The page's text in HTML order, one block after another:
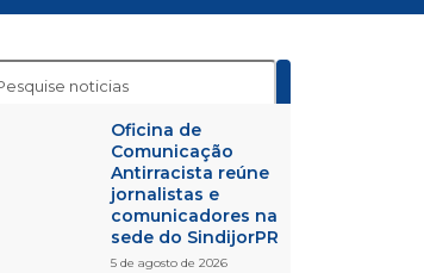
Oficina de
Comunicação
Antirracista reúne
jornalistas e
comunicadores na
sede do SindijorPR
5 de agosto de 2026